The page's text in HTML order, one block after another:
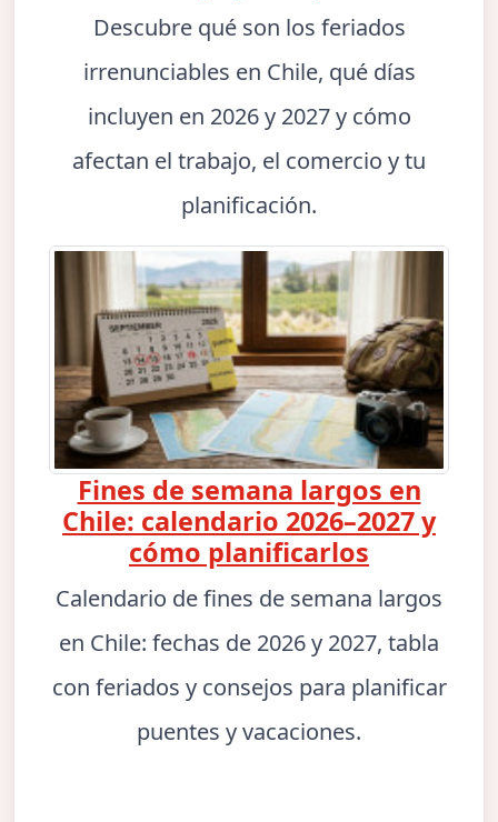
Descubre qué son los feriados
irrenunciables en Chile, qué días
incluyen en 2026 y 2027 y cómo
afectan el trabajo, el comercio y tu
planificación.
Fines de semana largos en
Chile: calendario 2026–2027 y
cómo planificarlos
Calendario de fines de semana largos
en Chile: fechas de 2026 y 2027, tabla
con feriados y consejos para planificar
puentes y vacaciones.